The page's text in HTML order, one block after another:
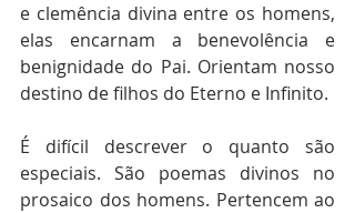
e clemência divina entre os homens,
elas encarnam a benevolência e
benignidade do Pai. Orientam nosso
destino de filhos do Eterno e Infinito.
É difícil descrever o quanto são
especiais. São poemas divinos no
prosaico dos homens. Pertencem ao